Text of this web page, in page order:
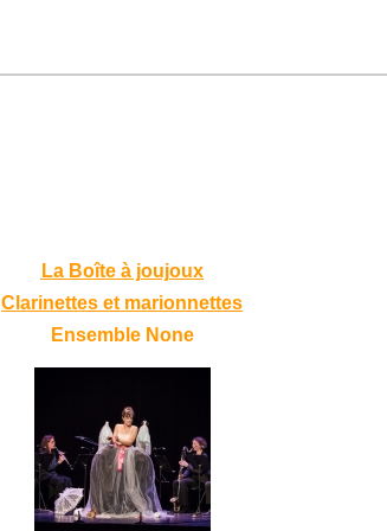
La Boîte à joujoux
Clarinettes et marionnettes
Ensemble None